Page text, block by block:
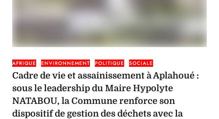
AFRIQUE ENVIRONNEMENT POLITIQUE SOCIALE
Cadre de vie et assainissement à Aplahoué :
sous le leadership du Maire Hypolyte
NATABOU, la Commune renforce son
dispositif de gestion des déchets avec la